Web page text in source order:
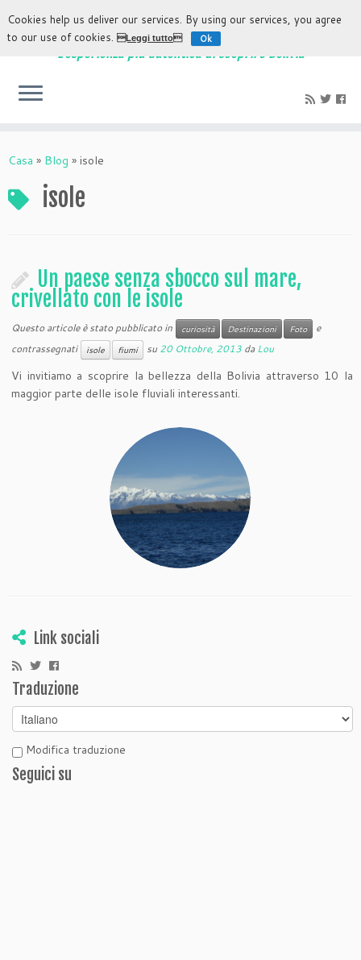
L'esperienza più autentica di scoprire Bolivia
Casa » Blog » isole
isole
Un paese senza sbocco sul mare,
crivellato con le isole
Questo articole è stato pubblicato in curiosità Destinazioni Foto
e
contrassegnati
isole fiumi su20 Ottobre, 2013 daLou
Vi invitiamo a scoprire la bellezza della Bolivia attraverso 10 la
maggior parte delle isole fluviali interessanti.
Link sociali
Traduzione
Modifica traduzione
Seguici su
Cookies help us deliver our services. By using our services, you agree
to our use of cookies.Leggi tutto Ok